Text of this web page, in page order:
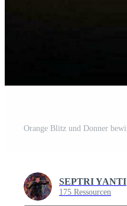
SEPTRI YANTI
175 Ressourcen